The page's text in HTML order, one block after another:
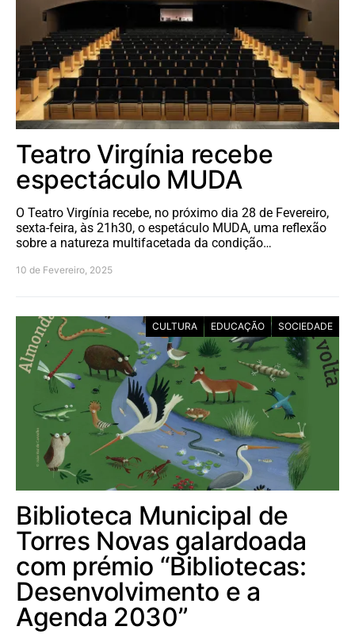
Teatro Virgínia recebe
espectáculo MUDA
O Teatro Virgínia recebe, no próximo dia 28 de Fevereiro,
sexta-feira, às 21h30, o espetáculo MUDA, uma reflexão
sobre a natureza multifacetada da condição…
10 de Fevereiro, 2025
CULTURA EDUCAÇÃO SOCIEDADE
Biblioteca Municipal de
Torres Novas galardoada
com prémio “Bibliotecas:
Desenvolvimento e a
Agenda 2030”